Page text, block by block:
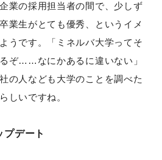
業の採用担当者の間で、少しず
業生がとても優秀、というイメ
うです。「ミネルバ大学ってそ
ぞ……なにかあるに違いない」
の人なども大学のことを調べた
しいですね。
プデート